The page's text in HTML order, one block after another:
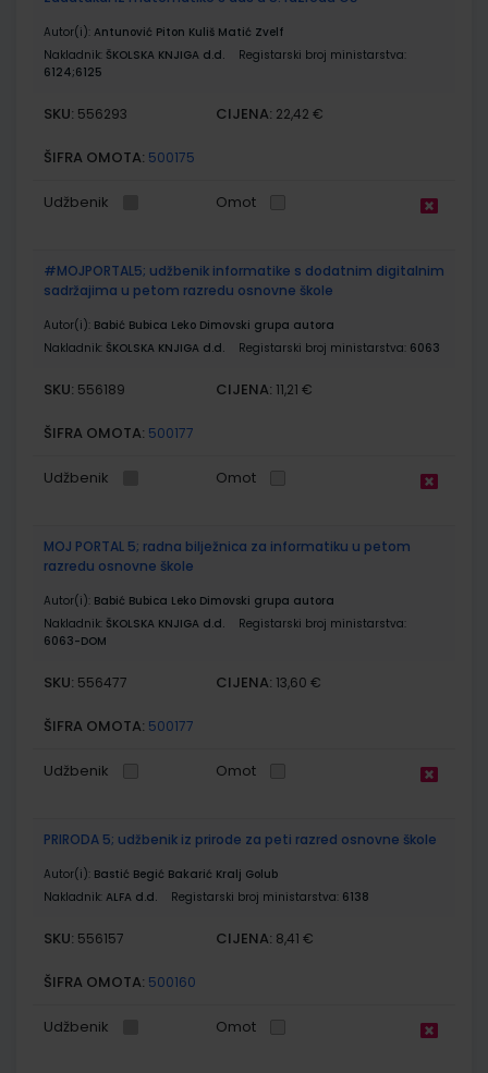
Autor(i): Antunović Piton Kuliš Matić Zvelf
Nakladnik: ŠKOLSKA KNJIGA d.d.
Registarski broj ministarstva:
6124;6125
SKU: 556293 CIJENA: 22,42 €
ŠIFRA OMOTA: 500175
Udžbenik Omot
#MOJPORTAL5; udžbenik informatike s dodatnim digitalnim
sadržajima u petom razredu osnovne škole
Autor(i): Babić Bubica Leko Dimovski grupa autora
Nakladnik: ŠKOLSKA KNJIGA d.d. Registarski broj ministarstva: 6063
SKU: 556189 CIJENA: 11,21 €
ŠIFRA OMOTA: 500177
Udžbenik Omot
MOJ PORTAL 5; radna bilježnica za informatiku u petom
razredu osnovne škole
Autor(i): Babić Bubica Leko Dimovski grupa autora
Nakladnik: ŠKOLSKA KNJIGA d.d.
Registarski broj ministarstva:
6063-DOM
SKU: 556477 CIJENA: 13,60 €
ŠIFRA OMOTA: 500177
Udžbenik Omot
PRIRODA 5; udžbenik iz prirode za peti razred osnovne škole
Autor(i): Bastić Begić Bakarić Kralj Golub
Nakladnik: ALFA d.d. Registarski broj ministarstva: 6138
SKU: 556157 CIJENA: 8,41 €
ŠIFRA OMOTA: 500160
Udžbenik Omot